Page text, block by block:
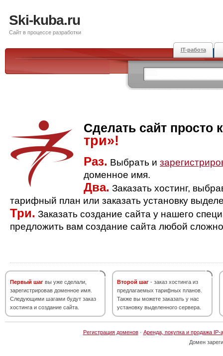
Ski-kuba.ru
Сайт в процессе разработки
IT-работа
Сделать сайт просто
три»!
Раз. Выбрать и
доменное имя.
Два. Заказать хостинг,
тарифный план или заказать установку
Три. Заказать создание сайта у нашего
предложить вам создание сайта любой
Первый шаг вы уже сделали,
зарегистрировав доменное имя.
Следующими шагами будут заказ
хостинга и создание сайта.
Второй шаг - заказ хостинга из
предлагаемых тарифных планов.
Также вы можете заказать у нас
установку выделенного сервера.
Регистрация доменов· Аренда, покупка и продажа IP-
Домен